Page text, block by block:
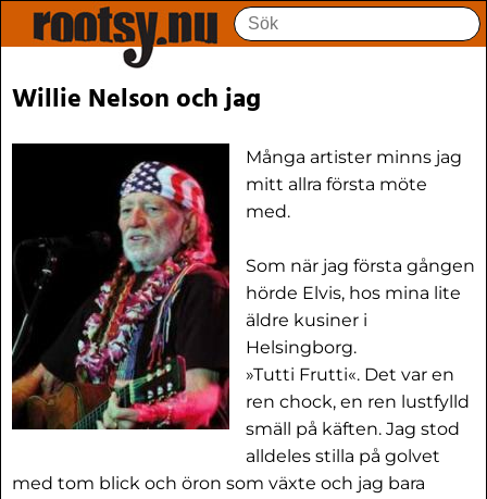
Willie Nelson och jag
Många artister minns jag
mitt allra första möte
med.
Som när jag första gången
hörde Elvis, hos mina lite
äldre kusiner i
Helsingborg.
»Tutti Frutti«. Det var en
ren chock, en ren lustfylld
smäll på käften. Jag stod
alldeles stilla på golvet
med tom blick och öron som växte och jag bara